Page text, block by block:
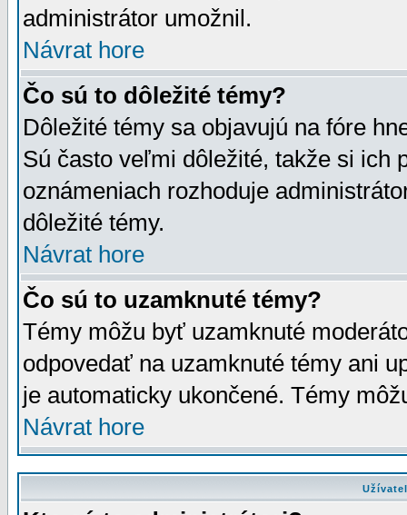
administrátor umožnil.
Návrat hore
Čo sú to dôležité témy?
Dôležité témy sa objavujú na fóre
Sú často veľmi dôležité, takže si ich
oznámeniach rozhoduje
dôležité témy.
Návrat hore
Čo sú to uzamknuté témy?
Témy môžu byť uzamknuté
odpovedať na uzamknuté témy ani
je automaticky ukončené. Témy
Návrat hore